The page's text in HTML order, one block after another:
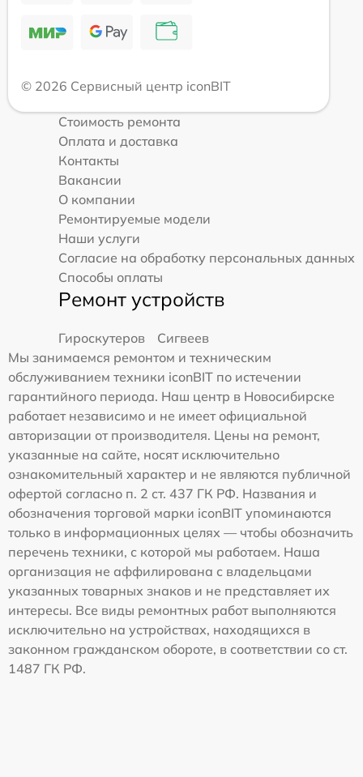
© 2026 Сервисный центр iconBIT
Стоимость ремонта
Оплата и доставка
Контакты
Вакансии
О компании
Ремонтируемые модели
Наши услуги
Согласие на обработку персональных данных
Способы оплаты
Ремонт устройств
Гироскутеров
Сигвеев
Мы занимаемся ремонтом и техническим
обслуживанием техники iconBIT по истечении
гарантийного периода. Наш центр в Новосибирске
работает независимо и не имеет официальной
авторизации от производителя. Цены на ремонт,
указанные на сайте, носят исключительно
ознакомительный характер и не являются публичной
офертой согласно п. 2 ст. 437 ГК РФ. Названия и
обозначения торговой марки iconBIT упоминаются
только в информационных целях — чтобы обозначить
перечень техники, с которой мы работаем. Наша
организация не аффилирована с владельцами
указанных товарных знаков и не представляет их
интересы. Все виды ремонтных работ выполняются
исключительно на устройствах, находящихся в
законном гражданском обороте, в соответствии со ст.
1487 ГК РФ.